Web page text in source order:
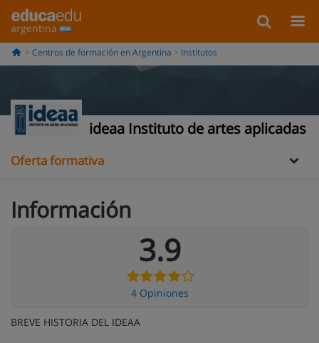
argentina
Centros de formación en Argentina Institutos
ideaa Instituto de artes aplicadas
Opiniones
Oferta formativa
Información
3.9
4 Opiniones
BREVE HISTORIA DEL IDEAA